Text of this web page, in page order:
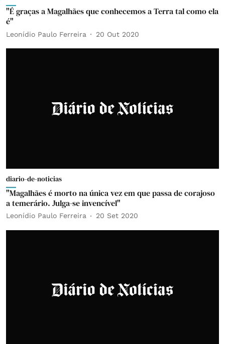
"É graças a Magalhães que conhecemos a Terra tal como ela
é"
Leonídio Paulo Ferreira 20 Out 2020
diario-de-noticias
"Magalhães é morto na única vez em que passa de corajoso
a temerário. Julga-se invencível"
Leonídio Paulo Ferreira 20 Set 2020